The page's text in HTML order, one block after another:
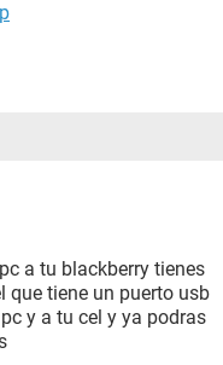
a tu blackberry tienes
que tiene un puerto usb
y a tu cel y ya podras